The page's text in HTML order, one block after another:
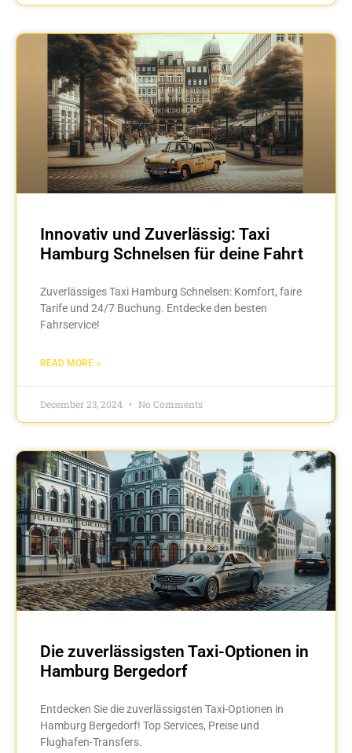
Innovativ und Zuverlässig: Taxi
Hamburg Schnelsen für deine Fahrt
Zuverlässiges Taxi Hamburg Schnelsen: Komfort, faire
Tarife und 24/7 Buchung. Entdecke den besten
Fahrservice!
READ MORE »
December 23, 2024 No Comments
Die zuverlässigsten Taxi-Optionen in
Hamburg Bergedorf
Entdecken Sie die zuverlässigsten Taxi-Optionen in
Hamburg Bergedorf! Top Services, Preise und
Flughafen-Transfers.